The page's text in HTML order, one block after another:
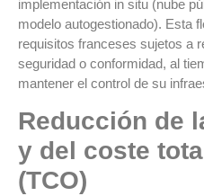
implementación in situ (nube
modelo autogestionado). Esta
requisitos franceses sujetos a
seguridad o conformidad, al
mantener el control de su
Reducción de
y del coste
(TCO)